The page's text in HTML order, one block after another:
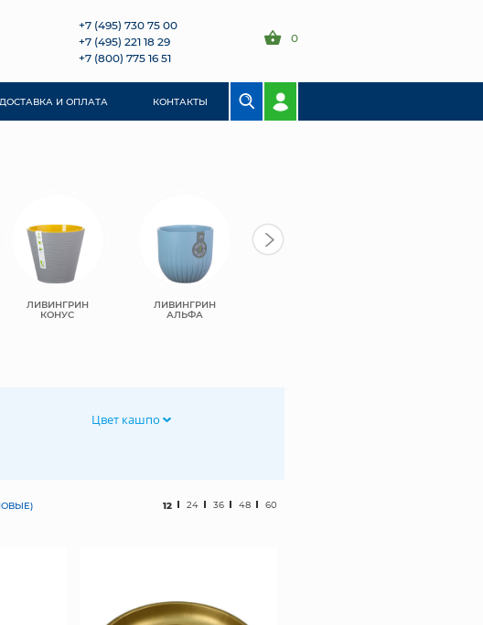
+7 (495) 730 75 00
+7 (495) 221 18 29
+7 (800) 775 16 51
0
ДОСТАВКА И ОПЛАТА КОНТАКТЫ
ЛИВИНГРИН
КОНУС
ЛИВИНГРИН
АЛЬФА
Цвет кашпо
12 24 36 48 60